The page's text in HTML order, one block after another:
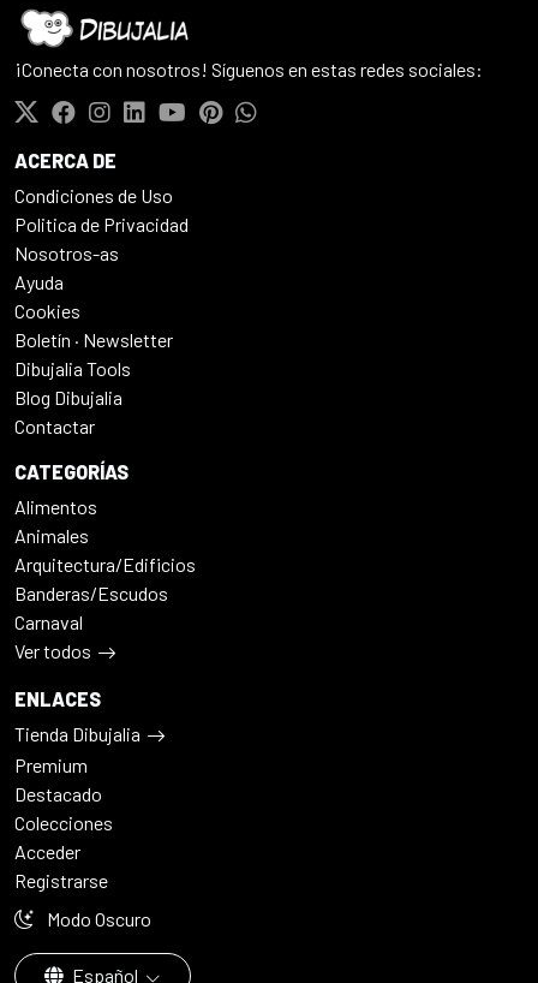
¡Conecta con nosotros! Síguenos en estas redes sociales:
ACERCA DE
Condiciones de Uso
Politica de Privacidad
Nosotros-as
Ayuda
Cookies
Boletín · Newsletter
Dibujalia Tools
Blog Dibujalia
Contactar
CATEGORÍAS
Alimentos
Animales
Arquitectura/Edificios
Banderas/Escudos
Carnaval
Ver todos
ENLACES
Tienda Dibujalia
Premium
Destacado
Colecciones
Acceder
Registrarse
Modo Oscuro
Español